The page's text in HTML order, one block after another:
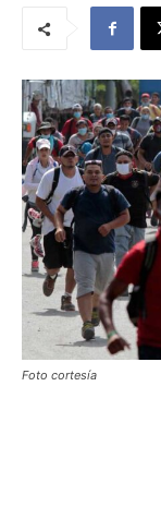
Foto cortesía